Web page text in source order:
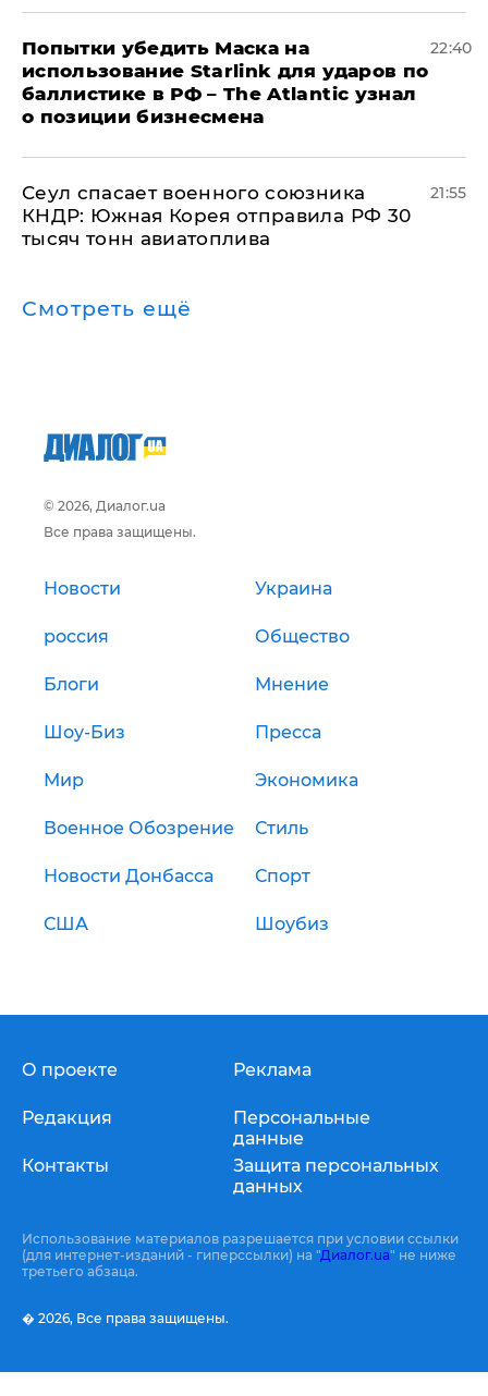
Попытки убедить Маска на
использование Starlink для ударов по
баллистике в РФ – The Atlantic узнал
о позиции бизнесмена
22:40
​Сеул спасает военного союзника
КНДР: Южная Корея отправила РФ 30
тысяч тонн авиатоплива
21:55
Смотреть ещё
© 2026, Диалог.ua
Все права защищены.
Новости Украина
россия Общество
Блоги Мнение
Шоу-Биз Пресса
Мир Экономика
Военное Обозрение Стиль
Новости Донбасса Спорт
США Шоубиз
О проекте
Редакция
Контакты
Реклама
Персональные
данные
Защита персональных
данных
Использование материалов разрешается при условии ссылки
(для интернет-изданий - гиперссылки) на "Диалог.ua" не ниже
третьего абзаца.
� 2026, Все права защищены.